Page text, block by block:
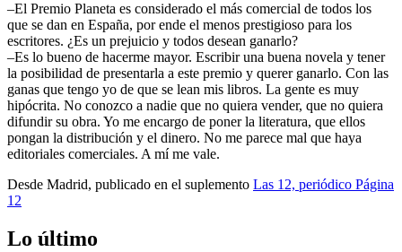
–El Premio Planeta es considerado el más comercial de todos los
que se dan en España, por ende el menos prestigioso para los
escritores. ¿Es un prejuicio y todos desean ganarlo?
–Es lo bueno de hacerme mayor. Escribir una buena novela y tener
la posibilidad de presentarla a este premio y querer ganarlo. Con las
ganas que tengo yo de que se lean mis libros. La gente es muy
hipócrita. No conozco a nadie que no quiera vender, que no quiera
difundir su obra. Yo me encargo de poner la literatura, que ellos
pongan la distribución y el dinero. No me parece mal que haya
editoriales comerciales. A mí me vale.
Desde Madrid, publicado en el suplemento Las 12, periódico Página
12
Lo último